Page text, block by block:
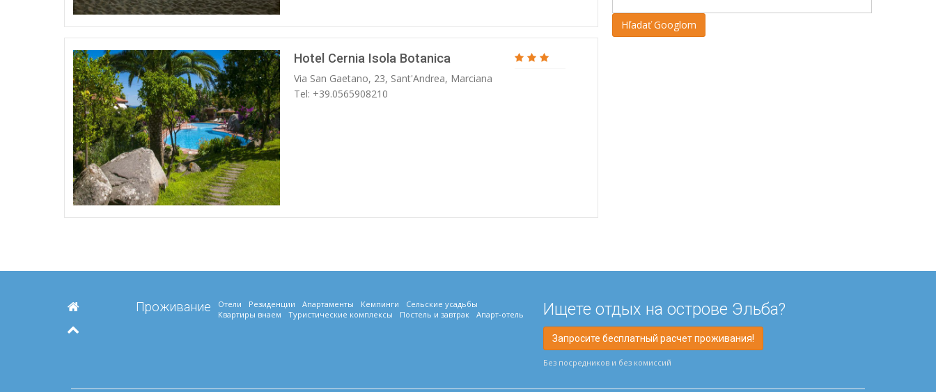
Hotel Cernia Isola Botanica
Via San Gaetano, 23, Sant'Andrea, Marciana
Tel: +39.0565908210
Проживание Отели Резиденции Апартаменты Кемпинги
Сельские усадьбы
Квартиры внаем
Туристические комплексы Постель и завтрак Апарт-отель Ищете отдых на острове Эльба?
Запросите бесплатный расчет проживания!
Без посредников и без комиссий